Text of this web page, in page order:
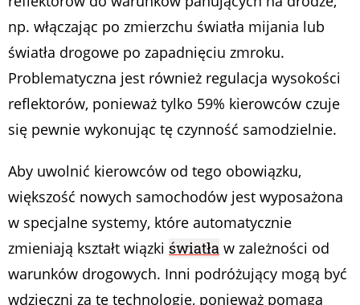
np. włączając po zmierzchu światła mijania lub
światła drogowe po zapadnięciu zmroku.
Problematyczna jest również regulacja wysokości
reflektorów, ponieważ tylko 59% kierowców czuje
się pewnie wykonując tę czynność samodzielnie.
Aby uwolnić kierowców od tego obowiązku,
większość nowych samochodów jest wyposażona
w specjalne systemy, które automatycznie
zmieniają kształt wiązki światła w zależności od
warunków drogowych. Inni podróżujący mogą być
wdzięczni za tę technologię, ponieważ pomaga